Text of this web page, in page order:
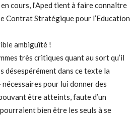
cours, l’Aped tient à faire connaître
Contrat Stratégique pour l’Education
ambiguïté !
très critiques quant au sort qu’il
désespérément dans ce texte la
pour lui donner des
être atteints, faute d’un
bien être les seuls à se